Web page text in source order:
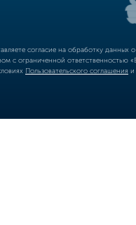
согласие на обработку
с ограниченной
Пользовательского соглашения и